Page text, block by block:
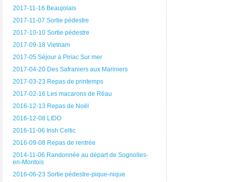
2017-11-16 Beaujolais
2017-11-07 Sortie pédestre
2017-10-10 Sortie pédestre
2017-09-18 Vietnam
2017-05 Séjour à Piriac Sur mer
2017-04-20 Des Safraniers aux Mariniers
2017-03-23 Repas de printemps
2017-02-16 Les macarons de Réau
2016-12-13 Repas de Noël
2016-12-08 LIDO
2016-11-06 Irish Celtic
2016-09-08 Repas de rentrée
2014-11-06 Randonnée au départ de Sognolles-
en-Montois
2016-06-23 Sortie pédestre-pique-nique